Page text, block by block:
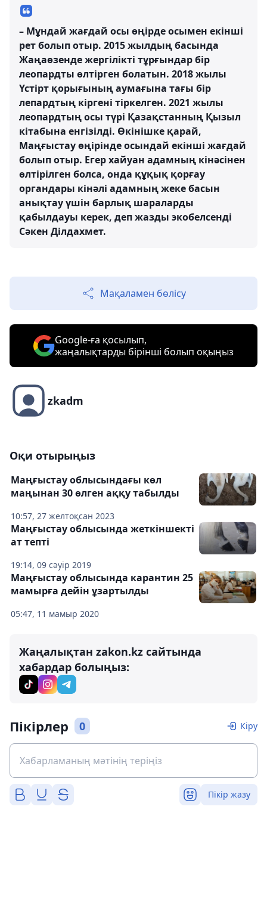
– Мұндай жағдай осы өңірде осымен екінші
рет болып отыр. 2015 жылдың басында
Жаңаөзенде жергілікті тұрғындар бір
леопардты өлтірген болатын. 2018 жылы
Үстірт қорығының аумағына тағы бір
лепардтың кіргені тіркелген. 2021 жылы
леопардтың осы түрі Қазақстанның Қызыл
кітабына енгізілді. Өкінішке қарай,
Маңғыстау өңірінде осындай екінші жағдай
болып отыр. Егер хайуан адамның кінәсінен
өлтірілген болса, онда құқық қорғау
органдары кінәлі адамның жеке басын
анықтау үшін барлық шараларды
қабылдауы керек, деп жазды экобелсенді
Сәкен Ділдахмет.
Мақаламен бөлісу
Google-ға қосылып,
жаңалықтарды бірінші болып оқыңыз
zkadm
Оқи отырыңыз
10:57, 27 желтоқсан 2023
Маңғыстау облысындағы көл
маңынан 30 өлген аққу табылды
19:14, 09 сәуір 2019
Маңғыстау облысында жеткіншекті
ат тепті
05:47, 11 мамыр 2020
Маңғыстау облысында карантин 25
мамырға дейін ұзартылды
Жаңалықтан zakon.kz сайтында
хабардар болыңыз:
Пікірлер 0 Кіру
Пікір жазу